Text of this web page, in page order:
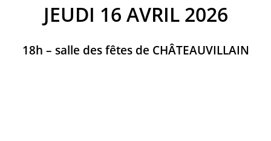
JEUDI 16 AVRIL 2026
18h – salle des fêtes de CHÂTEAUVILLAIN